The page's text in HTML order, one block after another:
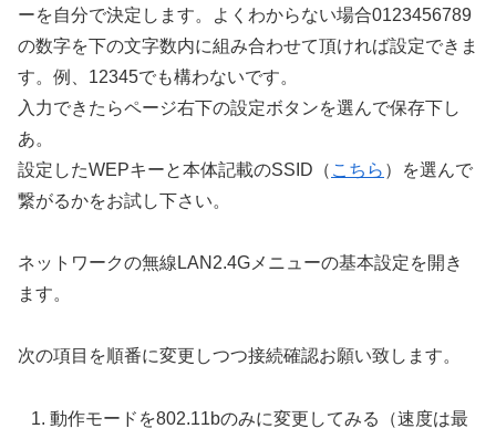
ーを自分で決定します。よくわからない場合0123456789
の数字を下の文字数内に組み合わせて頂ければ設定できま
す。例、12345でも構わないです。
入力できたらページ右下の設定ボタンを選んで保存下し
あ。
設定したWEPキーと本体記載のSSID（ こちら ）を選んで
繋がるかをお試し下さい。
ネットワークの無線LAN2.4Gメニューの基本設定を開き
ます。
次の項目を順番に変更しつつ接続確認お願い致します。
動作モードを802.11bのみに変更してみる（速度は最